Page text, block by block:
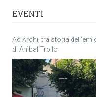
EVENTI
Ad Archi, tra storia
di Anìbal Troilo